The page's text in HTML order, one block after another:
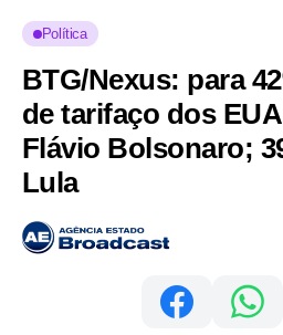
Política
BTG/Nexus: para
de tarifaço dos
Flávio Bolsonaro;
Lula